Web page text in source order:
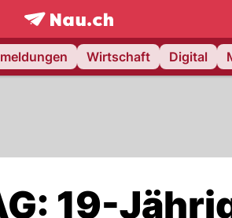
frontpage.NAU.ch
Wirtschaft Digital
19-